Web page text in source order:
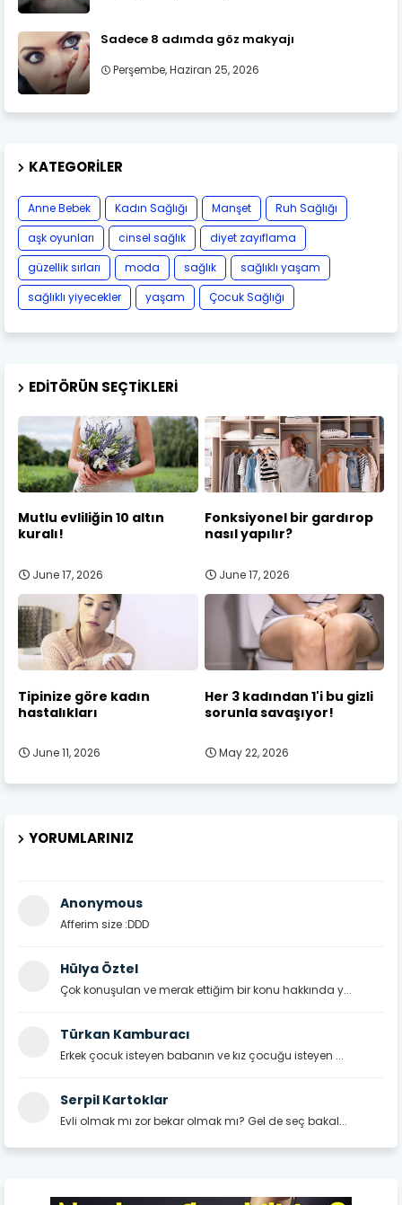
Sadece 8 adımda göz makyajı
Perşembe, Haziran 25, 2026
KATEGORILER
Anne Bebek Kadın Sağlığı Manşet
Ruh Sağlığı
aşk oyunları
cinsel sağlık
diyet zayıflama
güzellik sırları
moda sağlık
sağlıklı yaşam
sağlıklı yiyecekler
yaşam Çocuk Sağlığı
EDITÖRÜN SEÇTIKLERI
Mutlu evliliğin 10 altın
kuralı!
June 17, 2026
Fonksiyonel bir gardırop
nasıl yapılır?
June 17, 2026
Tipinize göre kadın
hastalıkları
June 11, 2026
Her 3 kadından 1'i bu gizli
sorunla savaşıyor!
May 22, 2026
YORUMLARINIZ
Anonymous
Afferim size :DDD
Hülya Öztel
Çok konuşulan ve merak ettiğim bir konu hakkında y...
Türkan Kamburacı
Erkek çocuk isteyen babanın ve kız çocuğu isteyen ...
Serpil Kartoklar
Evli olmak mı zor bekar olmak mı? Gel de seç bakal...